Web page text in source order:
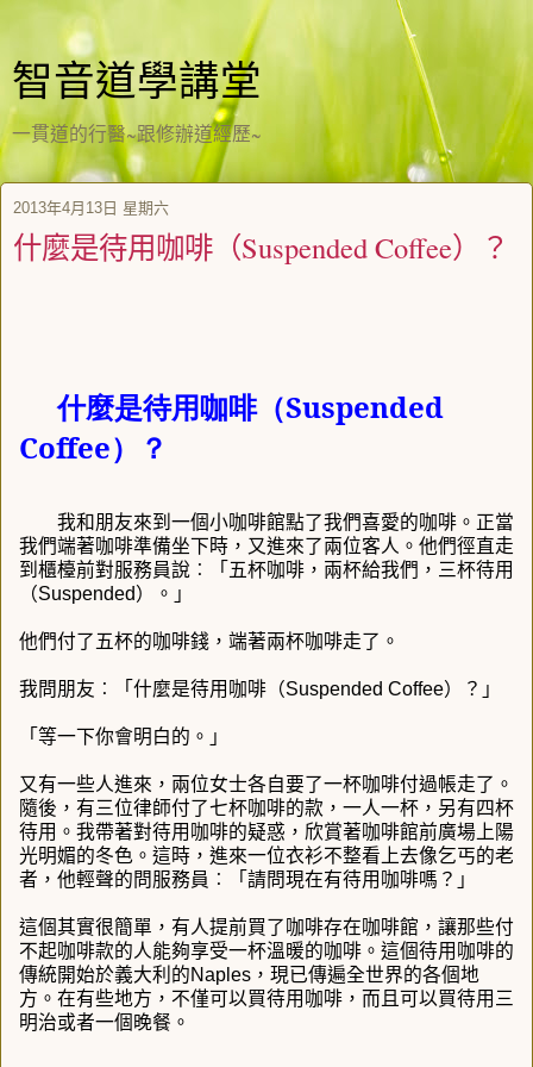
智音道學講堂
一貫道的行醫~跟修辦道經歷~
2013年4月13日 星期六
什麼是待用咖啡（Suspended Coffee）？
什麼是待用咖啡（Suspended
Coffee）？
我和朋友來到一個小咖啡館點了我們喜愛的咖啡。正當
我們端著咖啡準備坐下時，又進來了兩位客人。他們徑直走
到櫃檯前對服務員說︰「五杯咖啡，兩杯給我們，三杯待用
（Suspended）。」
他們付了五杯的咖啡錢，端著兩杯咖啡走了。
我問朋友︰「什麼是待用咖啡（Suspended Coffee）？」
「等一下你會明白的。」
又有一些人進來，兩位女士各自要了一杯咖啡付過帳走了。
隨後，有三位律師付了七杯咖啡的款，一人一杯，另有四杯
待用。我帶著對待用咖啡的疑惑，欣賞著咖啡館前廣場上陽
光明媚的冬色。這時，進來一位衣衫不整看上去像乞丐的老
者，他輕聲的問服務員︰「請問現在有待用咖啡嗎？」
這個其實很簡單，有人提前買了咖啡存在咖啡館，讓那些付
不起咖啡款的人能夠享受一杯溫暖的咖啡。這個待用咖啡的
傳統開始於義大利的Naples，現已傳遍全世界的各個地
方。在有些地方，不僅可以買待用咖啡，而且可以買待用三
明治或者一個晚餐。